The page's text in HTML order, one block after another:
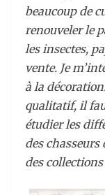
beaucoup de
renouveler le
les insectes,
vente. Je
à la
qualitatif, il
étudier les
des
des